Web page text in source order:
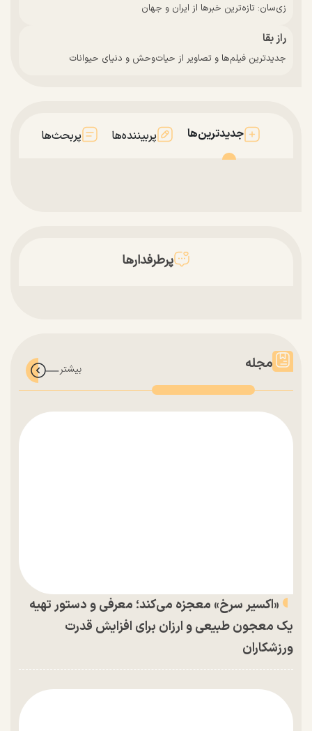
زی‌سان: تازه‌ترین خبرها از ایران و جهان
راز بقا
جدیدترین فیلم‌ها و تصاویر از حیات‌وحش و دنیای حیوانات
جدیدترین‌ها پربیننده‌ها پربحث‌ها
پرطرفدارها
مجله
«اکسیر سرخ» معجزه می‌کند؛ معرفی و دستور تهیه
یک معجون طبیعی و ارزان برای افزایش قدرت
ورزشکاران